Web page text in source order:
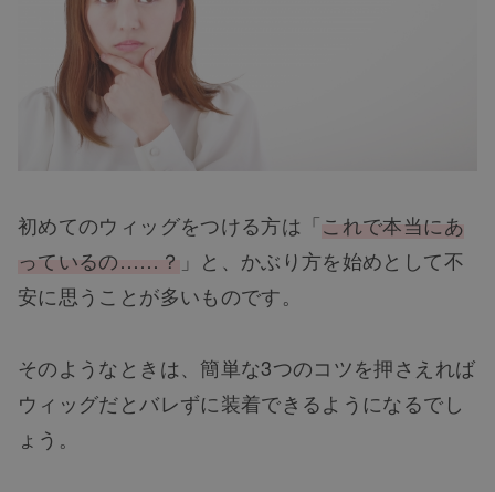
初めてのウィッグをつける方は「これで本当にあ
っているの……？ 」と、かぶり方を始めとして不
安に思うことが多いものです。
そのようなときは、簡単な3つのコツを押さえれば
ウィッグだとバレずに装着できるようになるでし
ょう。